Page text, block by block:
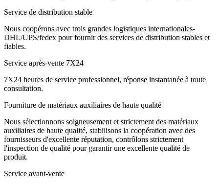
Service de distribution stable
Nous coopérons avec trois grandes logistiques internationales-
DHL/UPS/fedex pour fournir des services de distribution stables et
fiables.
Service après-vente 7X24
7X24 heures de service professionnel, réponse instantanée à toute
consultation.
Fourniture de matériaux auxiliaires de haute qualité
Nous sélectionnons soigneusement et strictement des matériaux
auxiliaires de haute qualité, stabilisons la coopération avec des
fournisseurs d'excellente réputation, contrôlons strictement
l'inspection de qualité pour garantir une excellente qualité de
produit.
Service avant-vente